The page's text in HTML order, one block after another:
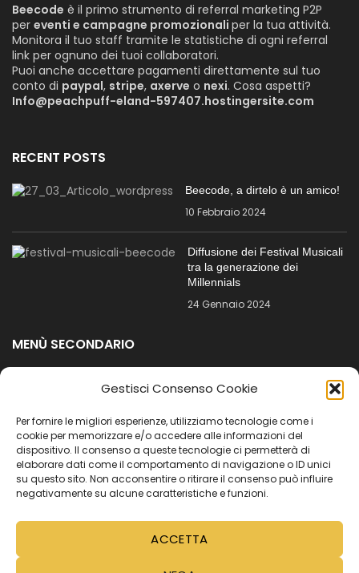
Gestisci Consenso Cookie
Per fornire le migliori esperienze, utilizziamo tecnologie come i
cookie per memorizzare e/o accedere alle informazioni del
dispositivo. Il consenso a queste tecnologie ci permetterà di
elaborare dati come il comportamento di navigazione o ID unici
su questo sito. Non acconsentire o ritirare il consenso può influire
negativamente su alcune caratteristiche e funzioni.
ACCETTA
Beecode è il primo strumento di referral marketing P2P
per eventi e campagne promozionali per la tua attività.
Monitora il tuo staff tramite le statistiche di ogni referral
link per ognuno dei tuoi collaboratori.
Puoi anche accettare pagamenti direttamente sul tuo
conto di paypal, stripe, axerve o nexi. Cosa aspetti?
Info@peachpuff-eland-597407.hostingersite.com
RECENT POSTS
Beecode, a dirtelo è un amico!
10 Febbraio 2024
Diffusione dei Festival Musicali
tra la generazione dei
Millennials
24 Gennaio 2024
MENÙ SECONDARIO
Video Tutorial
Cookie Policy (UE)
PRIVACY E COOKIE
Come Funziona?